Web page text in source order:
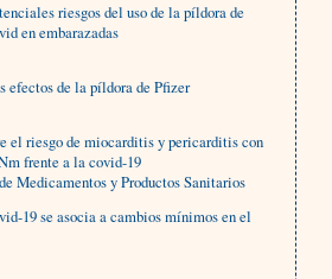
riesgos del uso de la píldora de
en embarazadas
efectos de la píldora de Pfizer
el riesgo de miocarditis y pericarditis con
frente a la covid-19
Medicamentos y Productos Sanitarios
19 se asocia a cambios mínimos en el